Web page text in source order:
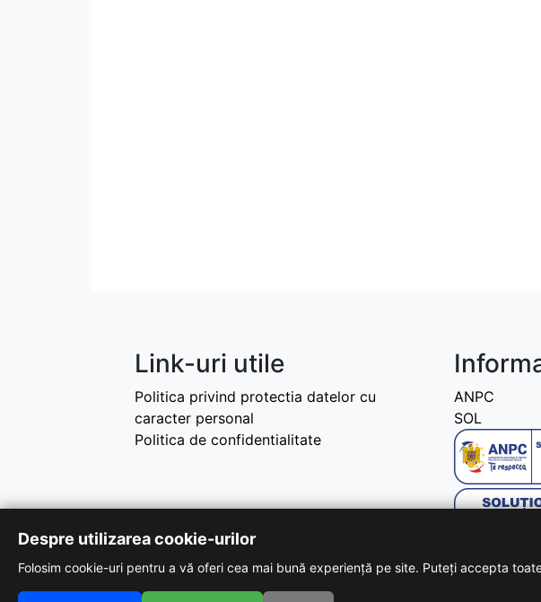
Link-uri utile
Politica privind protectia datelor cu
caracter personal
Politica de confidentialitate
ANPC
SOL
Despre utilizarea cookie-urilor
Folosim cookie-uri pentru a vă oferi cea mai bună experiență pe site. Puteți accepta